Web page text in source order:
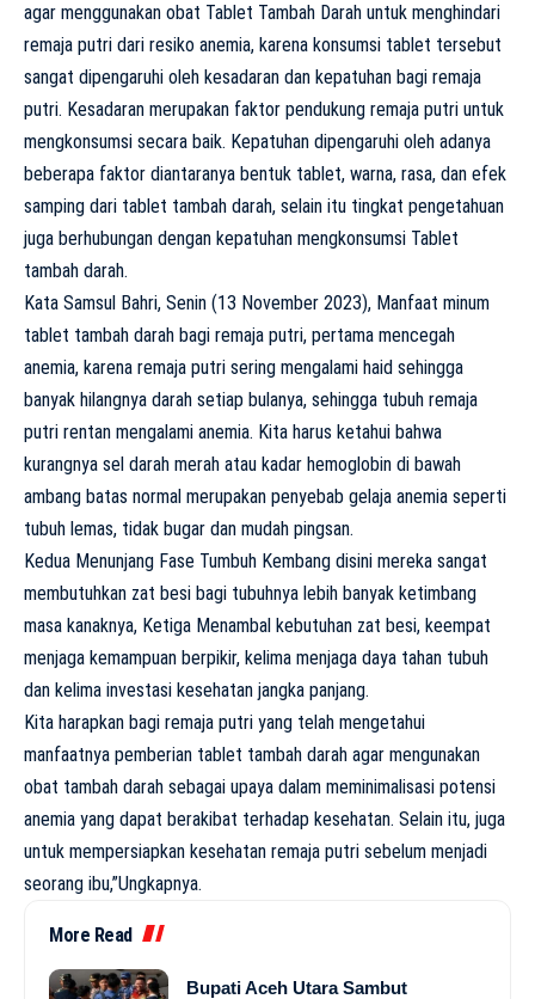
agar menggunakan obat Tablet Tambah Darah untuk menghindari
remaja putri dari resiko anemia, karena konsumsi tablet tersebut
sangat dipengaruhi oleh kesadaran dan kepatuhan bagi remaja
putri. Kesadaran merupakan faktor pendukung remaja putri untuk
mengkonsumsi secara baik. Kepatuhan dipengaruhi oleh adanya
beberapa faktor diantaranya bentuk tablet, warna, rasa, dan efek
samping dari tablet tambah darah, selain itu tingkat pengetahuan
juga berhubungan dengan kepatuhan mengkonsumsi Tablet
tambah darah.
Kata Samsul Bahri, Senin (13 November 2023), Manfaat minum
tablet tambah darah bagi remaja putri, pertama mencegah
anemia, karena remaja putri sering mengalami haid sehingga
banyak hilangnya darah setiap bulanya, sehingga tubuh remaja
putri rentan mengalami anemia. Kita harus ketahui bahwa
kurangnya sel darah merah atau kadar hemoglobin di bawah
ambang batas normal merupakan penyebab gelaja anemia seperti
tubuh lemas, tidak bugar dan mudah pingsan.
Kedua Menunjang Fase Tumbuh Kembang disini mereka sangat
membutuhkan zat besi bagi tubuhnya lebih banyak ketimbang
masa kanaknya, Ketiga Menambal kebutuhan zat besi, keempat
menjaga kemampuan berpikir, kelima menjaga daya tahan tubuh
dan kelima investasi kesehatan jangka panjang.
Kita harapkan bagi remaja putri yang telah mengetahui
manfaatnya pemberian tablet tambah darah agar mengunakan
obat tambah darah sebagai upaya dalam meminimalisasi potensi
anemia yang dapat berakibat terhadap kesehatan. Selain itu, juga
untuk mempersiapkan kesehatan remaja putri sebelum menjadi
seorang ibu,”Ungkapnya.
More Read
Bupati Aceh Utara Sambut